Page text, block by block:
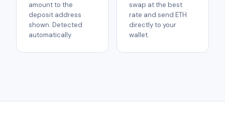
amount to the
deposit address
shown. Detected
automatically.
swap at the best
rate and send ETH
directly to your
wallet.